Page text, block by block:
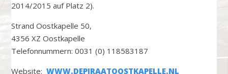
2014/2015 auf Platz 2).
Strand Oostkapelle 50,
4356 XZ Oostkapelle
Telefonnummern: 0031 (0) 118583187
Website:WWW.DEPIRAATOOSTKAPELLE.NL